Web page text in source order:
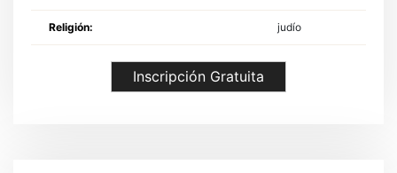
Religión: judío
Inscripción Gratuita